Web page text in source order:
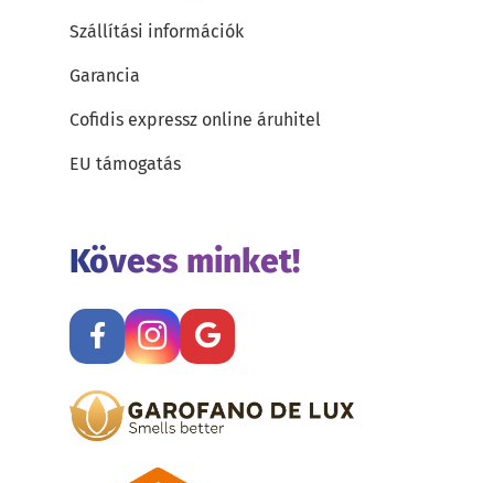
Szállítási információk
Garancia
Cofidis expressz online áruhitel
EU támogatás
Kövess minket!